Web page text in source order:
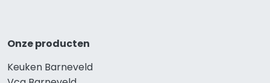
Onze producten
Keuken Barneveld